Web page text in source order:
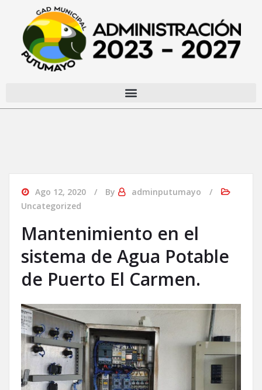
Ago 12, 2020 By
adminputumayo
Uncategorized
Mantenimiento en el
sistema de Agua Potable
de Puerto El Carmen.